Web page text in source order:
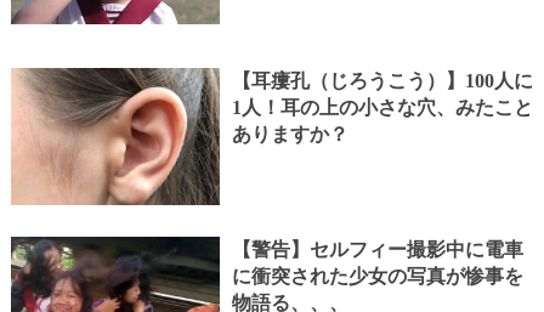
【耳瘻孔（じろうこう）】100人に
1人！耳の上の小さな穴、みたこと
ありますか？
【警告】セルフィー撮影中に電車
に衝突された少女の写真が惨事を
物語る、、、